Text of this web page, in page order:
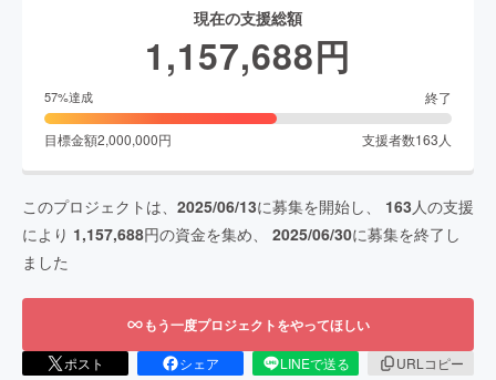
現在の支援総額
1,157,688円
57%達成 終了
目標金額2,000,000円 支援者数163 人
このプロジェクトは、 2025/06/13に募集を開始し、 163 人の支援
により 1,157,688円の資金を集め、 2025/06/30に募集を終了し
ました
もう一度プロジェクトをやってほしい
ポスト シェア LINEで送る
URLコピー